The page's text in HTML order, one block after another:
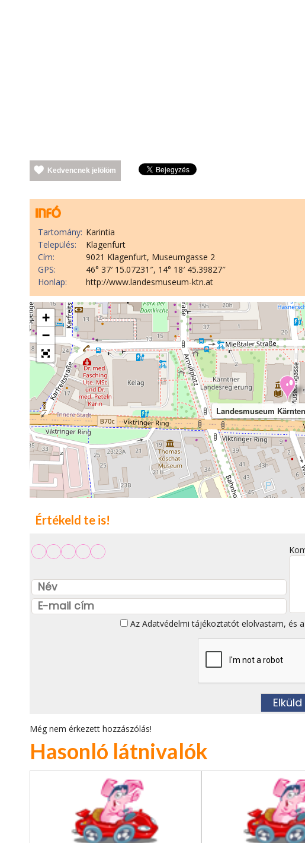
Kedvencnek jelölöm
Tartomány: Karintia
Település:
Klagenfurt
Cím:
9021 Klagenfurt, Museumgasse 2
GPS:
46° 37′ 15.07231″, 14° 18′ 45.39827″
Honlap:
http://www.landesmuseum-ktn.at
Landesmuseum
+
−
Értékeld te is!
Az Adatvédelmi tájékoztatót elolvastam, és
Még nem érkezett hozzászólás!
Hasonló látnivalók